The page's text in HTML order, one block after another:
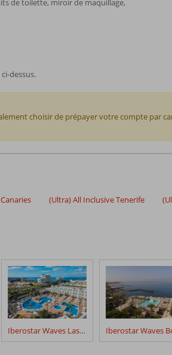
de toilette, miroir de maquillage,
dessus.
choisir de prépayer votre compte par
(Ultra) All Inclusive Tenerife
Iberostar Waves Las Dalias